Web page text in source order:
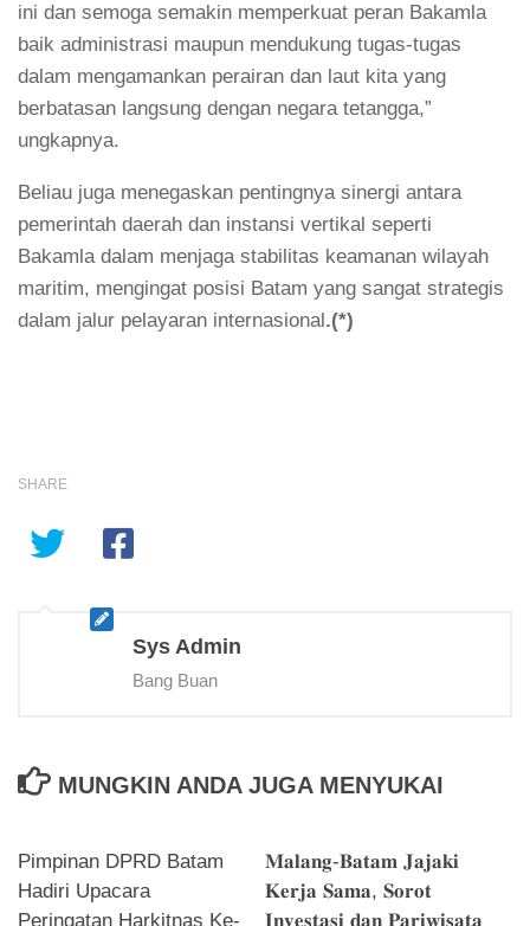
ini dan semoga semakin memperkuat peran Bakamla
baik administrasi maupun mendukung tugas-tugas
dalam mengamankan perairan dan laut kita yang
berbatasan langsung dengan negara tetangga,”
ungkapnya.
Beliau juga menegaskan pentingnya sinergi antara
pemerintah daerah dan instansi vertikal seperti
Bakamla dalam menjaga stabilitas keamanan wilayah
maritim, mengingat posisi Batam yang sangat strategis
dalam jalur pelayaran internasional.(*)
SHARE
Sys Admin
Bang Buan
MUNGKIN ANDA JUGA MENYUKAI
Pimpinan DPRD Batam
Hadiri Upacara
Peringatan Harkitnas Ke-
𝐌𝐚𝐥𝐚𝐧𝐠-𝐁𝐚𝐭𝐚𝐦 𝐉𝐚𝐣𝐚𝐤𝐢
𝐊𝐞𝐫𝐣𝐚 𝐒𝐚𝐦𝐚, 𝐒𝐨𝐫𝐨𝐭
𝐈𝐧𝐯𝐞𝐬𝐭𝐚𝐬𝐢 𝐝𝐚𝐧 𝐏𝐚𝐫𝐢𝐰𝐢𝐬𝐚𝐭𝐚